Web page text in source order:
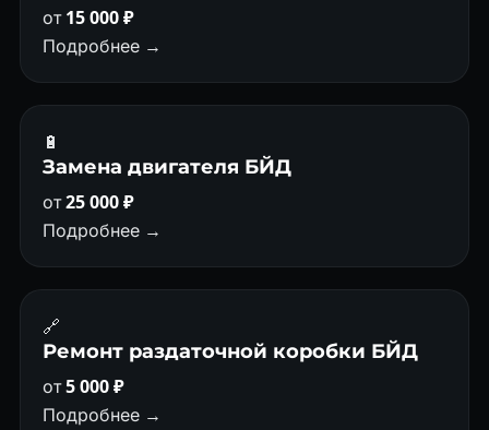
от15 000 ₽
Подробнее →
🔋
Замена двигателя БЙД
от25 000 ₽
Подробнее →
🔗
Ремонт раздаточной коробки БЙД
от5 000 ₽
Подробнее →